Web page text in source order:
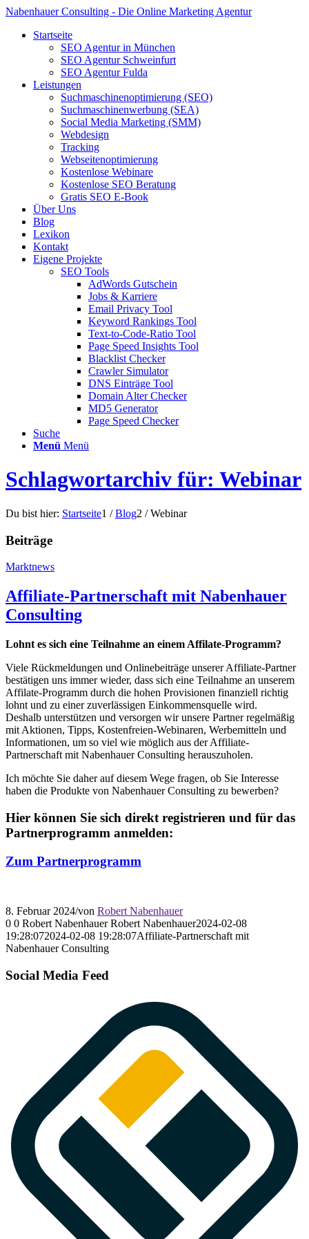
Nabenhauer Consulting - Die Online Marketing Agentur
Startseite
SEO Agentur in München
SEO Agentur Schweinfurt
SEO Agentur Fulda
Leistungen
Suchmaschinenoptimierung (SEO)
Suchmaschinenwerbung (SEA)
Social Media Marketing (SMM)
Webdesign
Tracking
Webseitenoptimierung
Kostenlose Webinare
Kostenlose SEO Beratung
Gratis SEO E-Book
Über Uns
Blog
Lexikon
Kontakt
Eigene Projekte
SEO Tools
AdWords Gutschein
Jobs & Karriere
Email Privacy Tool
Keyword Rankings Tool
Text-to-Code-Ratio Tool
Page Speed Insights Tool
Blacklist Checker
Crawler Simulator
DNS Einträge Tool
Domain Alter Checker
MD5 Generator
Page Speed Checker
Suche
Menü Menü
Schlagwortarchiv für: Webinar
Du bist hier: Startseite1 / Blog2 / Webinar
Beiträge
Marktnews
Affiliate-Partnerschaft mit Nabenhauer
Consulting
Lohnt es sich eine Teilnahme an einem Affilate-Programm?
Viele Rückmeldungen und Onlinebeiträge unserer Affiliate-Partner
bestätigen uns immer wieder, dass sich eine Teilnahme an unserem
Affilate-Programm durch die hohen Provisionen finanziell richtig
lohnt und zu einer zuverlässigen Einkommensquelle wird.
Deshalb unterstützen und versorgen wir unsere Partner regelmäßig
mit Aktionen, Tipps, Kostenfreien-Webinaren, Werbemitteln und
Informationen, um so viel wie möglich aus der Affiliate-
Partnerschaft mit Nabenhauer Consulting herauszuholen.
Ich möchte Sie daher auf diesem Wege fragen, ob Sie Interesse
haben die Produkte von Nabenhauer Consulting zu bewerben?
Hier können Sie sich direkt registrieren und für das
Partnerprogramm anmelden:
Zum Partnerprogramm
8. Februar 2024/von Robert Nabenhauer
0 0 Robert Nabenhauer Robert Nabenhauer2024-02-08
19:28:072024-02-08 19:28:07Affiliate-Partnerschaft mit
Nabenhauer Consulting
Social Media Feed